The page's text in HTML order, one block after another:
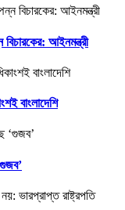
আইনমন্ত্রী
বাংলাদেশি